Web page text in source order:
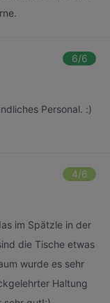
6/6
Personal. :)
4/6
im Spätzle in der
die Tische etwas
wurde es sehr
Haltung